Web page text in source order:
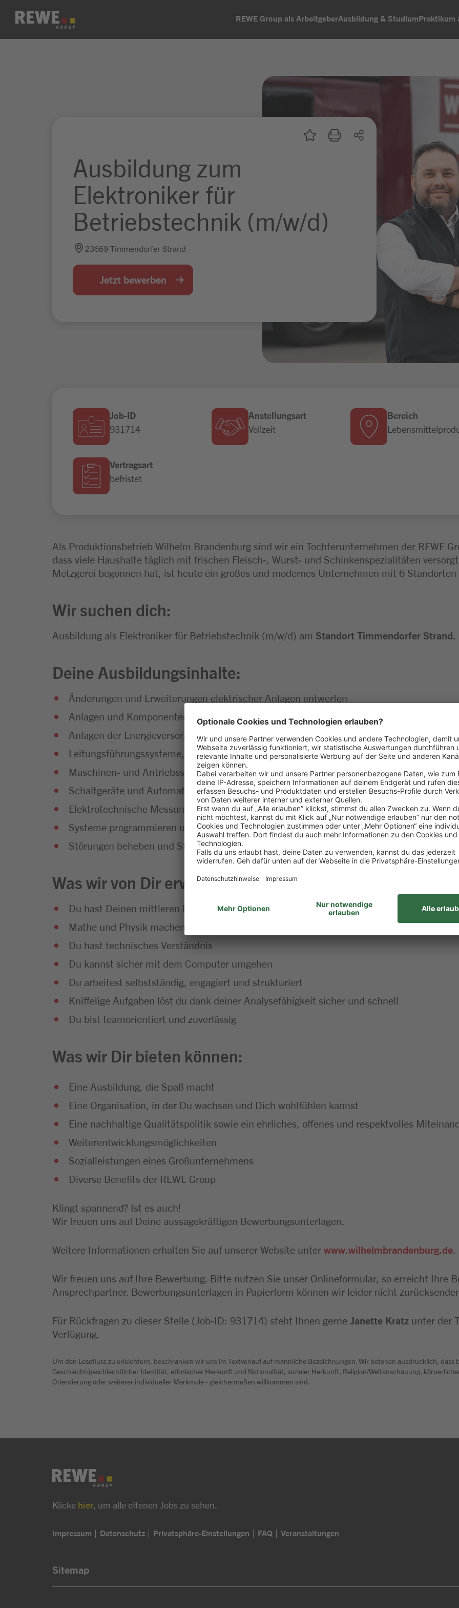
Zum Inhalt springen REWE Group als ArbeitgeberAusbildung & StudiumPraktikum
Ausbildung zum
Elektroniker für
Betriebstechnik (m/w/d)
23669 Timmendorfer Strand
Jetzt bewerben
Job-ID
931714
Anstellungsart
Vollzeit
Bereich
Vertragsart
befristet
Als Produktionsbetrieb Wilhelm Brandenburg sind wir ein Tochterunternehmen der REWE
dass viele Haushalte täglich mit frischen Fleisch-, Wurst- und Schinkenspezialitäten
Metzgerei begonnen hat, ist heute ein großes und modernes Unternehmen mit 6
Wir suchen dich:
Ausbildung als Elektroniker für Betriebstechnik (m/w/d) am Standort Timmendorfer Strand.
Deine Ausbildungsinhalte:
Änderungen und Erweiterungen elektrischer Anlagen entwerfen
Anlagen und Komponenten installieren und in Betrieb nehmen
Anlagen der Energieversorgungs-, Kommunikations- oder Beleuchtungstechnik
Leitungsführungssysteme, Informations- und Energieleitungen installieren
Maschinen- und Antriebssysteme sowie ihre pneumatischen und hydraulischen
Schaltgeräte und Automatisierungssysteme zusammenbauen und verdrahten
Elektrotechnische Messungen durchführen und gebäudetechnische Systeme testen
Systeme programmieren und anpassen, ihre Funktion und Sicherheitseinrichtungen
Störungen beheben und Störungsursachen als Maßnahme der Qualitätssicherung
Was wir von Dir erwarten:
Du hast Deinen mittleren Bildungsabschluss mit guten Noten abgeschlossen
Mathe und Physik machen Dir Spaß
Du hast technisches Verständnis
Du kannst sicher mit dem Computer umgehen
Du arbeitest selbstständig, engagiert und strukturiert
Kniffelige Aufgaben löst du dank deiner Analysefähigkeit sicher und schnell
Du bist teamorientiert und zuverlässig
Was wir Dir bieten können:
Eine Ausbildung, die Spaß macht
Eine Organisation, in der Du wachsen und Dich wohlfühlen kannst
Eine nachhaltige Qualitätspolitik sowie ein ehrliches, offenes und respektvolles
Weiterentwicklungsmöglichkeiten
Sozialleistungen eines Großunternehmens
Diverse Benefits der REWE Group
Klingt spannend? Ist es auch!
Wir freuen uns auf Deine aussagekräftigen Bewerbungsunterlagen.
Weitere Informationen erhalten Sie auf unserer Website unter www.wilhelmbrandenburg.de
Wir freuen uns auf Ihre Bewerbung. Bitte nutzen Sie unser Onlineformular, so erreicht Ihre
Ansprechpartner. Bewerbungsunterlagen in Papierform können wir leider nicht
Für Rückfragen zu dieser Stelle (Job-ID: 931714) steht Ihnen gerne Janette Kratz unter der
Verfügung.
Um den Lesefluss zu erleichtern, beschränken wir uns im Textverlauf auf männliche Bezeichnungen. Wir betonen ausdrücklich, dass
Geschlecht/geschlechtlicher Identität, ethnischer Herkunft und Nationalität, sozialer Herkunft, Religion/Weltanschauung,
Orientierung oder weiterer individueller Merkmale - gleichermaßen willkommen sind.
Klicke hier , um alle offenen Jobs zu sehen.
Impressum Datenschutz Privatsphäre-Einstellungen FAQ Veranstaltungen
Sitemap